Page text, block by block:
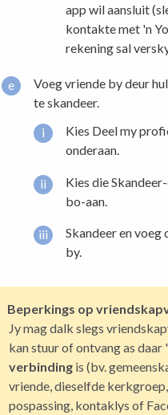
app wil aansluit
kontakte met 'n
rekening sal
Voeg vriende by deur
te skandeer.
Kies Deel my
onderaan.
Kies die
bo-aan.
Skandeer en voeg
by.
Beperkings op
Jy mag dalk slegs
kan stuur of ontvang as daar
verbinding is (bv.
vriende, dieselfde
pospassing, kontaklys of